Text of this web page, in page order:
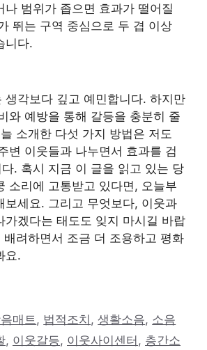
나 범위가 좁으면 효과가 떨어질
뛰는 구역 중심으로 두 겹 이상
니다.
생각보다 깊고 예민합니다. 하지만
와 예방을 통해 갈등을 충분히 줄
소개한 다섯 가지 방법은 저도
변 이웃들과 나누면서 효과를 검
. 혹시 지금 이 글을 읽고 있는 당
소리에 고통받고 있다면, 오늘부
보세요. 그리고 무엇보다, 이웃과
가겠다는 태도도 잊지 마시길 바랍
려하면서 조금 더 조용하고 평화
요.
매트, 법적조치 ,생활소음, 소음
, 이웃갈등, 이웃사이센터 , 층간소